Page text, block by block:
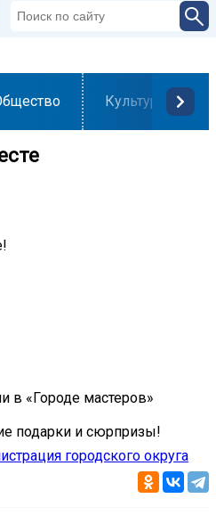
Культура
в «Городе мастеров»
подарки и сюрпризы!
городского округа